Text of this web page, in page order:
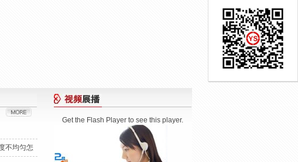
不均匀怎
Get the Flash Player to see this player.